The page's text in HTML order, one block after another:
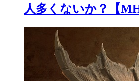
人多くないか？【